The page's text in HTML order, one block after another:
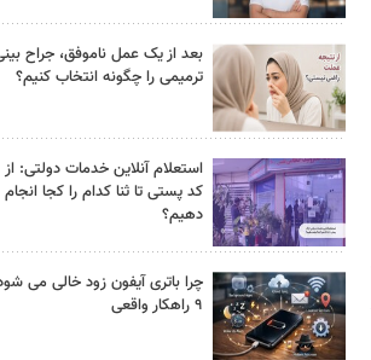
بعد از یک عمل ناموفق، جراح
ترمیمی را چگونه انتخاب کنیم؟
استعلام آنلاین خدمات دولتی: از
کد پستی تا ثنا کدام را کجا انجام
دهیم؟
چرا باتری آیفون زود خالی می
۹ راهکار واقعی